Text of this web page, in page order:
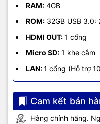
RAM: 4GB
ROM: 32GB USB 3.0:
HDMI OUT:1 cổng
Micro SD: 1 khe cắm
LAN:1 cổng (Hỗ trợ
Cam kết bán
Hàng chính hãng.